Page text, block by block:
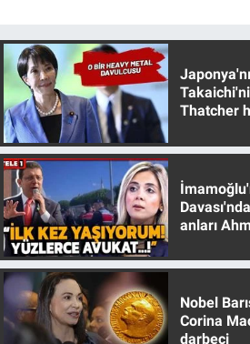
Thatcher
anları
Nobel
Corina
darbeci